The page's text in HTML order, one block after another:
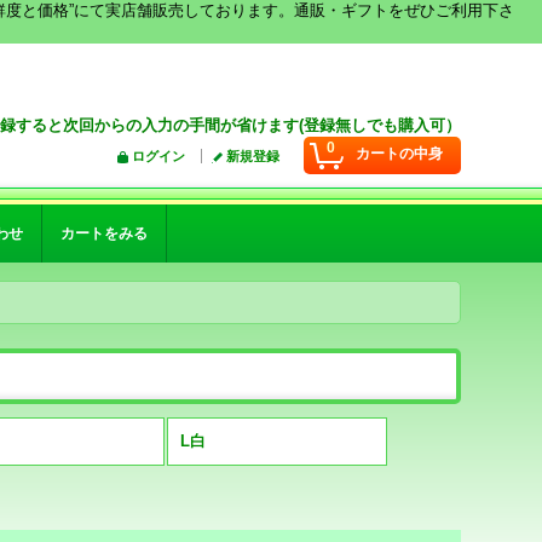
と価格”にて実店舗販売しております。通販・ギフトをぜひご利用下さ
すると次回からの入力の手間が省けます(登録無しでも購入可）
0 カートの中身
ログイン 新規登録
せ カートをみる
L白